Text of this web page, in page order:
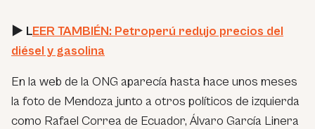
► LEER TAMBIÉN: Petroperú redujo precios del
diésel y gasolina
En la web de la ONG aparecía hasta hace unos meses
la foto de Mendoza junto a otros políticos de izquierda
como Rafael Correa de Ecuador, Álvaro García Linera